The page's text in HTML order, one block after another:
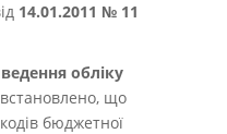
14.01.2011 № 11
обліку
встановлено, що
бюджетної